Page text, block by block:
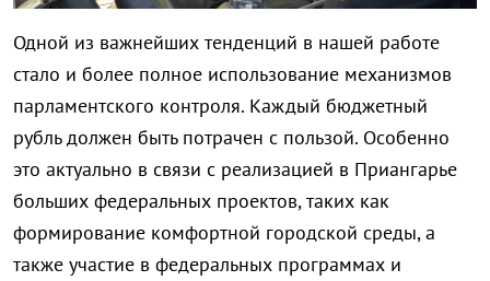
Одной из важнейших тенденций в нашей работе
стало и более полное использование механизмов
парламентского контроля. Каждый бюджетный
рубль должен быть потрачен с пользой. Особенно
это актуально в связи с реализацией в Приангарье
больших федеральных проектов, таких как
формирование комфортной городской среды, а
также участие в федеральных программах и